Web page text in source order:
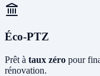
Éco-PTZ
Prêt à taux zéro pour
rénovation.